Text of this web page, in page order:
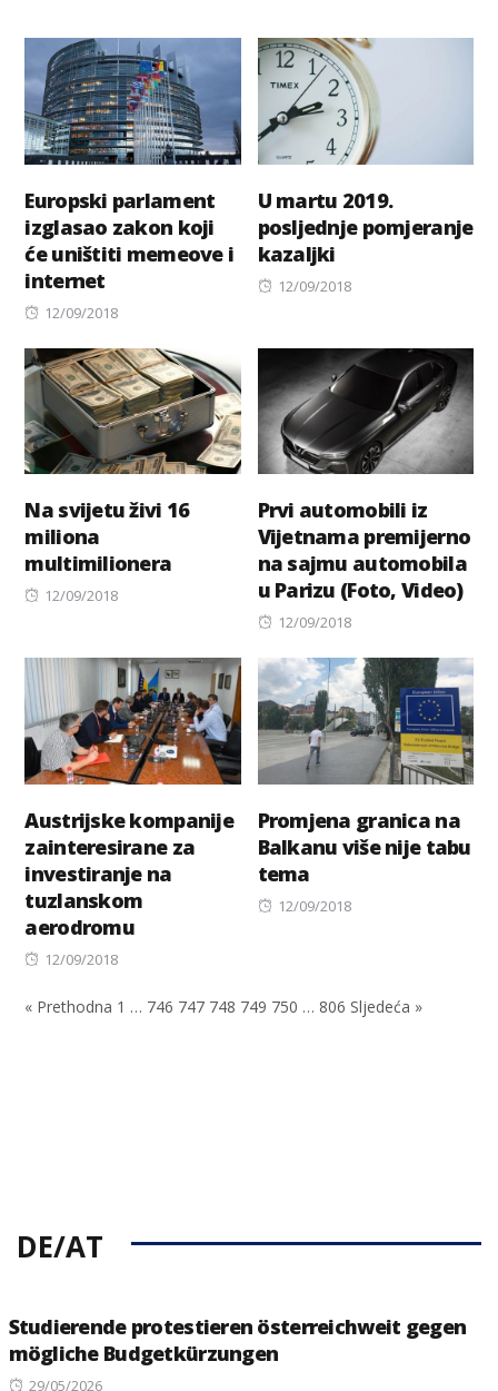
Europski parlament
izglasao zakon koji
će uništiti memeove i
internet
Posted
12/09/2018
U martu 2019.
posljednje pomjeranje
kazaljki
Posted
12/09/2018
Na svijetu živi 16
miliona
multimilionera
Posted
12/09/2018
Prvi automobili iz
Vijetnama premijerno
na sajmu automobila
u Parizu (Foto, Video)
Posted
12/09/2018
Austrijske kompanije
zainteresirane za
investiranje na
tuzlanskom
aerodromu
Posted
12/09/2018
Promjena granica na
Balkanu više nije tabu
tema
Posted
12/09/2018
« Prethodna 1 … 746 747 748 749 750 … 806 Sljedeća »
DE/AT
Studierende protestieren österreichweit gegen
mögliche Budgetkürzungen
Posted
29/05/2026